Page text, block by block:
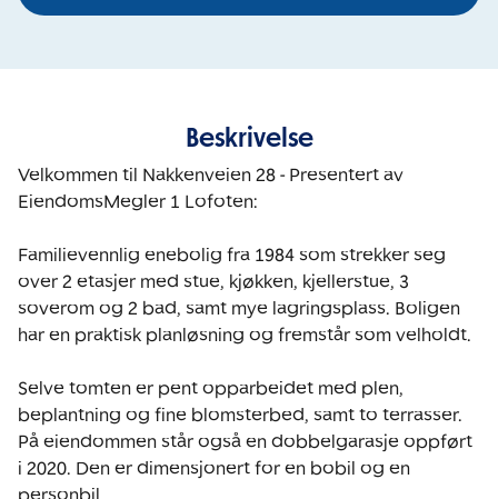
Beskrivelse
Velkommen til Nakkenveien 28 - Presentert av
EiendomsMegler 1 Lofoten:
Familievennlig enebolig fra 1984 som strekker seg
over 2 etasjer med stue, kjøkken, kjellerstue, 3
soverom og 2 bad, samt mye lagringsplass. Boligen
har en praktisk planløsning og fremstår som velholdt.
Selve tomten er pent opparbeidet med plen,
beplantning og fine blomsterbed, samt to terrasser.
På eiendommen står også en dobbelgarasje oppført
i 2020. Den er dimensjonert for en bobil og en